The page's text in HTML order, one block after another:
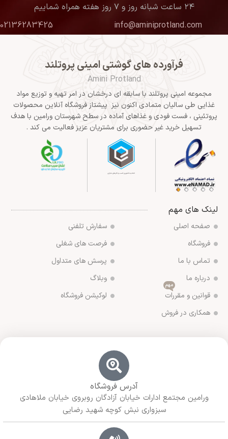
۲۴ ساعت شبانه روز و ۷ روز هفته همراه شماییم
info@aminiprotland.com
02136283425
فرآورده های گوشتی امینی پروتلند
Amini Protland
مجموعه امینی پروتلند با سابقه ای درخشان در امر تهیه و توزیع مواد
غذایی طی سالیان متمادی اکنون نیز پیشتاز فروشگاه آنلاین محصولات
پروتئینی ، فست فودی و غذاهای آماده در سطح شهرستان ورامین با هدف
تسهیل خرید غیر حضوری برای مشتریان عزیز فعالیت می کند .
لینک های مهم
صفحه اصلی
فروشگاه
تماس با ما
درباره ما
قوانین و مقررات
مهم
همکاری در فروش
سفارش تلفنی
فرصت های شغلی
پرسش های متداول
وبلاگ
لوکیشن فروشگاه
آدرس فروشگاه
ورامین مجتمع ادارات خیابان آزادگان روبروی خیابان ملاهادی
سبزواری نبش کوچه شهید رضایی